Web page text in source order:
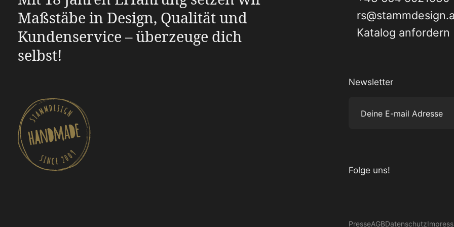
Maßstäbe in Design, Qualität und
Kundenservice – überzeuge dich
selbst!
Katalog anfordern
Newsletter
Deine E-mail Adresse
Folge uns!
PresseAGBDatenschutz